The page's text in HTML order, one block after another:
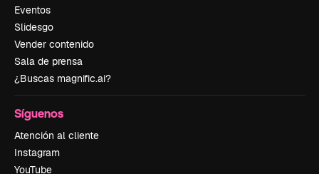
Eventos
Slidesgo
Vender contenido
Sala de prensa
¿Buscas magnific.ai?
Síguenos
Atención al cliente
Instagram
YouTube